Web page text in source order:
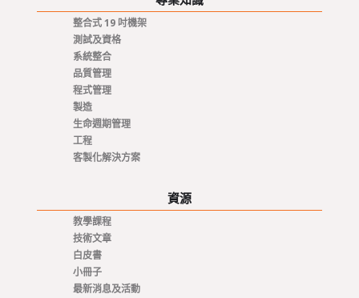
整合式 19 吋機架
測試及資格
系統整合
品質管理
程式管理
製造
生命週期管理
工程
客製化解決方案
資源
教學課程
技術文章
白皮書
小冊子
最新消息及活動